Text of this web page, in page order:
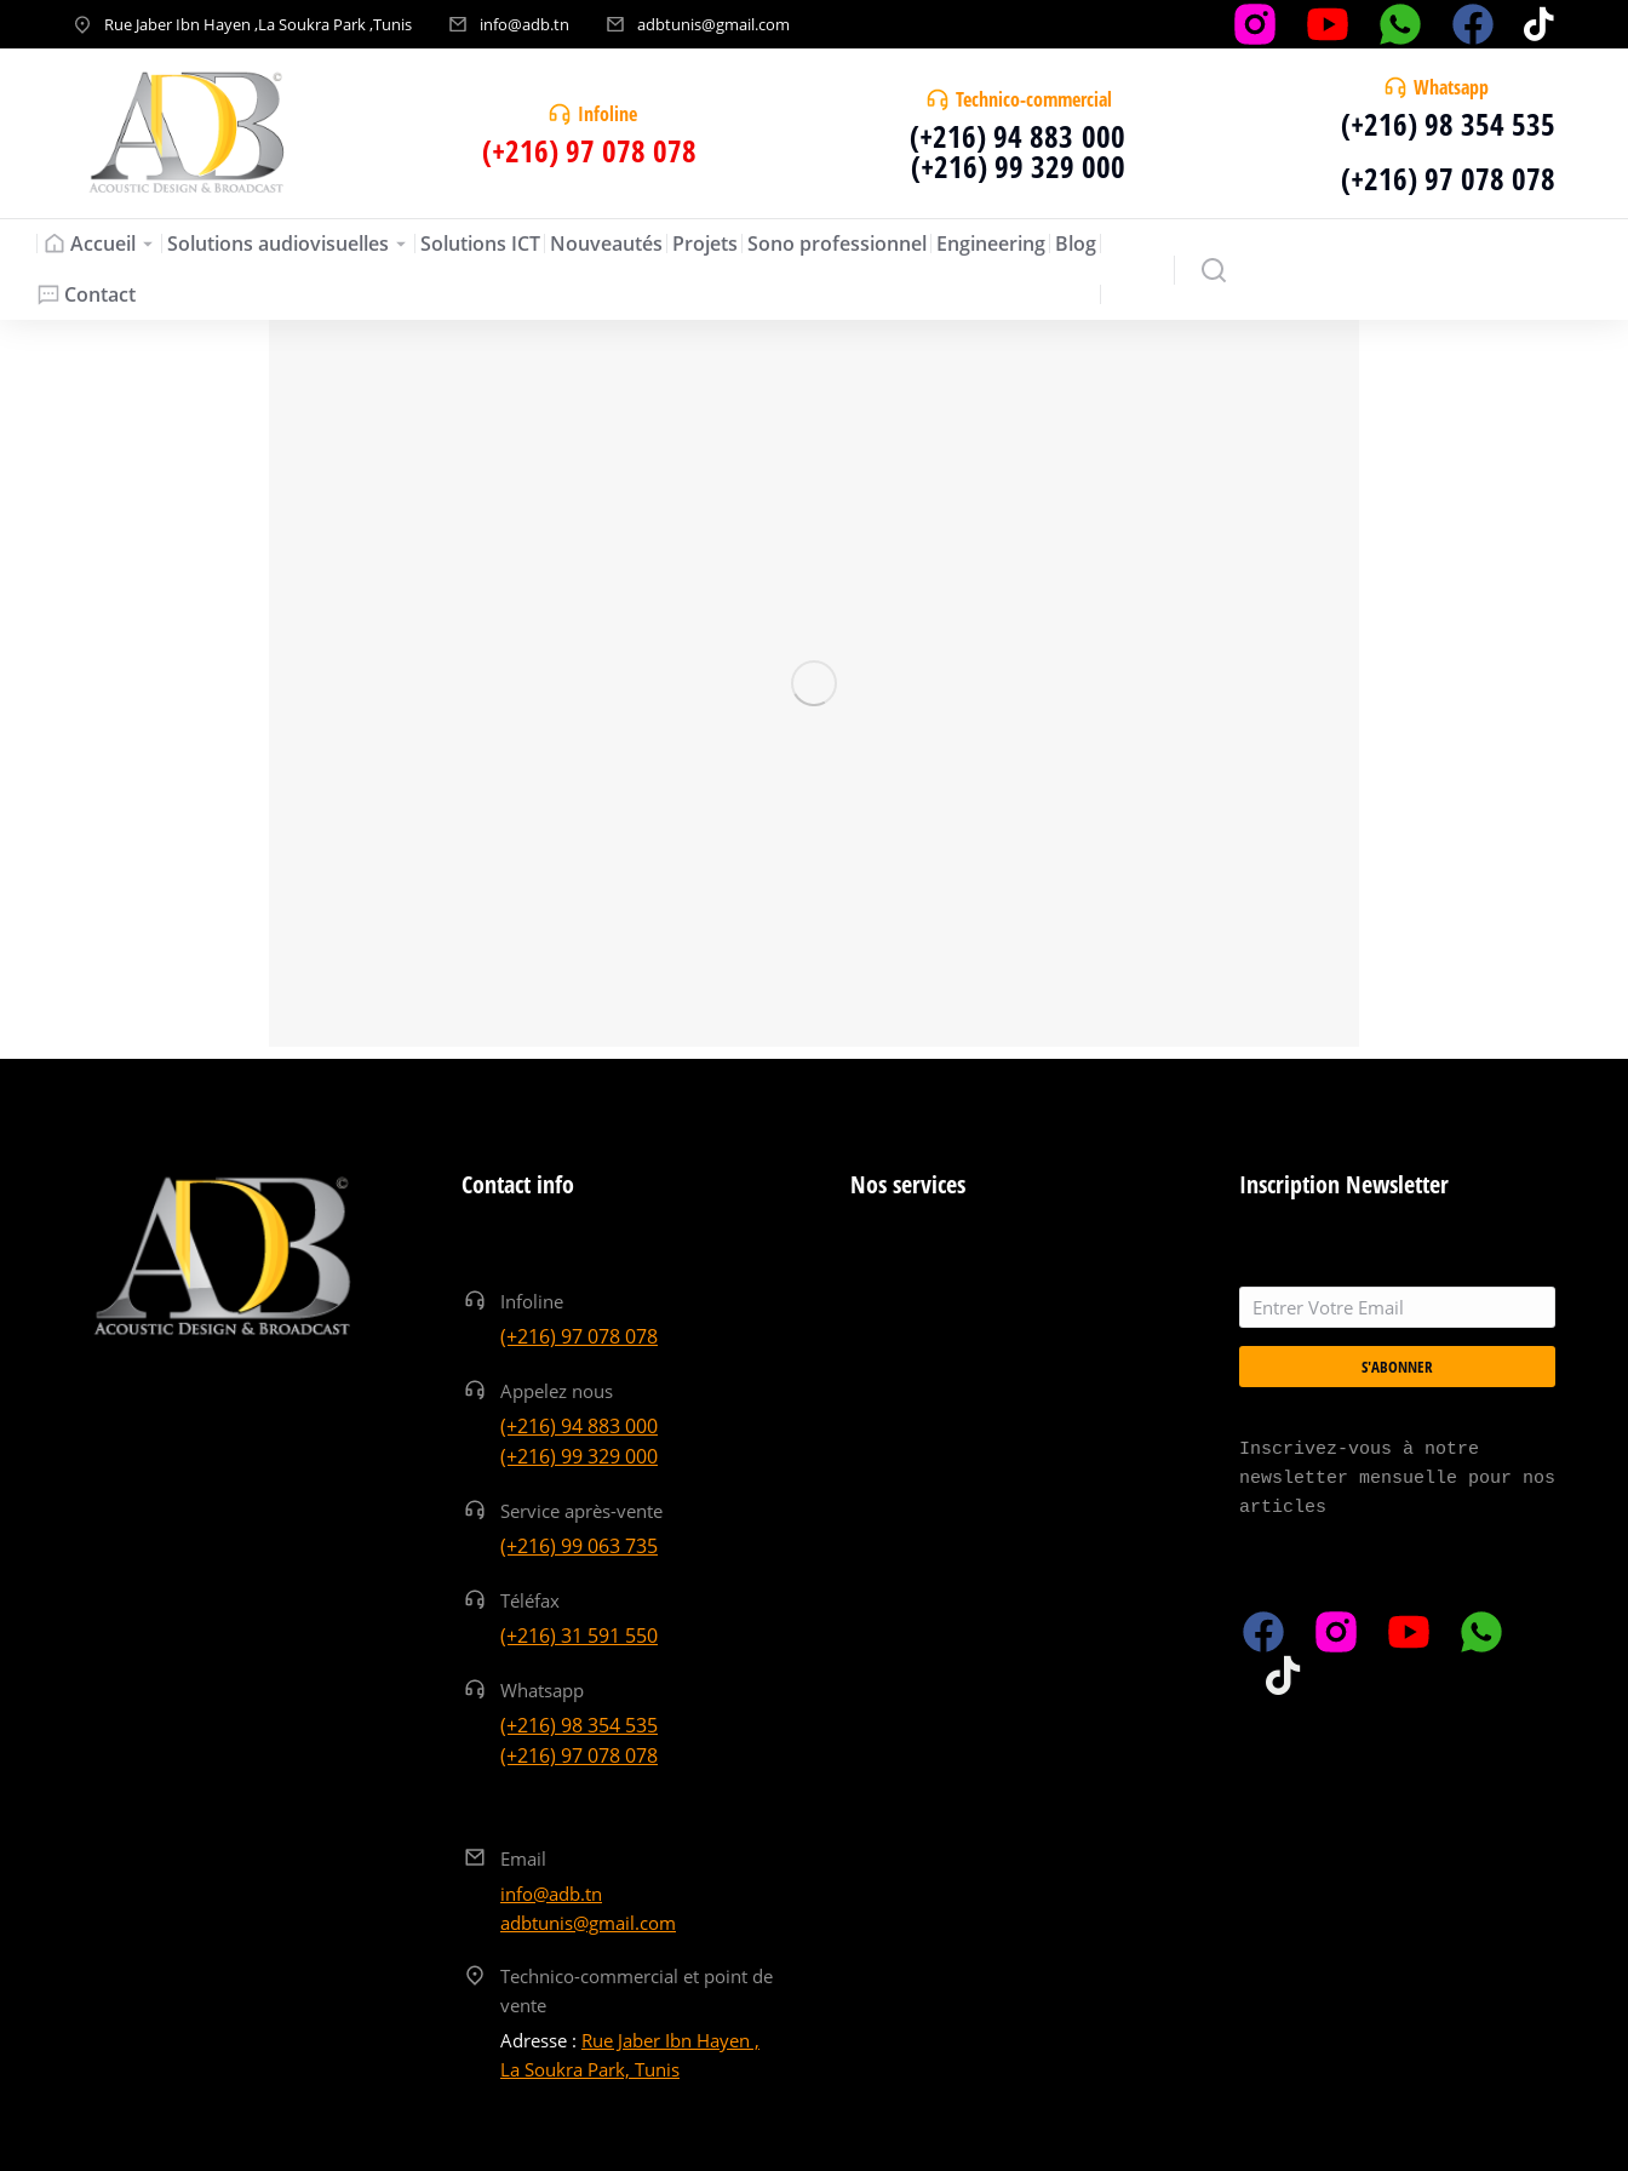
Rue Jaber Ibn Hayen ,La Soukra Park ,Tunis info@adb.tn adbtunis@gmail.com
Infoline
(+216) 97 078 078
Technico-commercial
(+216) 94 883 000
(+216) 99 329 000
Whatsapp
(+216) 98 354 535
(+216) 97 078 078
Accueil Solutions audiovisuelles Solutions ICT Nouveautés Projets Sono professionnel Engineering Blog
Contact
Contact info
Infoline
(+216) 97 078 078
Appelez nous
(+216) 94 883 000
(+216) 99 329 000
Service après-vente
(+216) 99 063 735
Téléfax
(+216) 31 591 550
Whatsapp
(+216) 98 354 535
(+216) 97 078 078
Email
info@adb.tn
adbtunis@gmail.com
Technico-commercial et point de
vente
Adresse : Rue Jaber Ibn Hayen ,
La Soukra Park, Tunis
Nos services Inscription Newsletter
S'ABONNER
Inscrivez-vous à notre
newsletter mensuelle pour nos
articles